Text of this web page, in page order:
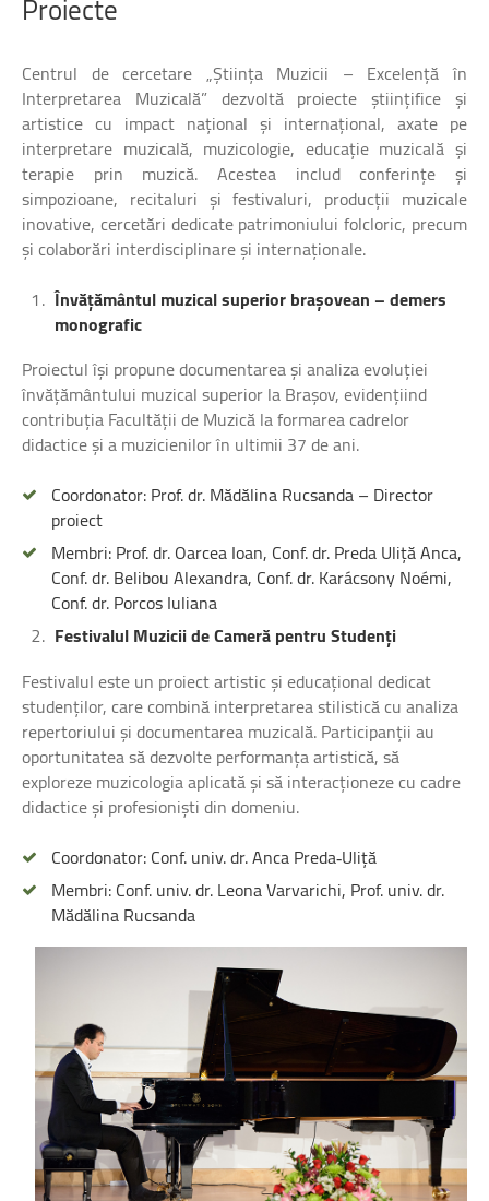
Proiecte
Centrul de cercetare „Știința Muzicii – Excelență în
Interpretarea Muzicală” dezvoltă proiecte științifice și
artistice cu impact național și internațional, axate pe
interpretare muzicală, muzicologie, educație muzicală și
terapie prin muzică. Acestea includ conferințe și
simpozioane, recitaluri și festivaluri, producții muzicale
inovative, cercetări dedicate patrimoniului folcloric, precum
și colaborări interdisciplinare și internaționale.
Învățământul muzical superior brașovean – demers
monografic
Proiectul își propune documentarea și analiza evoluției
învățământului muzical superior la Brașov, evidențiind
contribuția Facultății de Muzică la formarea cadrelor
didactice și a muzicienilor în ultimii 37 de ani.
Coordonator: Prof. dr. Mădălina Rucsanda – Director
proiect
Membri: Prof. dr. Oarcea Ioan, Conf. dr. Preda Uliță Anca,
Conf. dr. Belibou Alexandra, Conf. dr. Karácsony Noémi,
Conf. dr. Porcos Iuliana
Festivalul Muzicii de Cameră pentru Studenți
Festivalul este un proiect artistic și educațional dedicat
studenților, care combină interpretarea stilistică cu analiza
repertoriului și documentarea muzicală. Participanții au
oportunitatea să dezvolte performanța artistică, să
exploreze muzicologia aplicată și să interacționeze cu cadre
didactice și profesioniști din domeniu.
Coordonator: Conf. univ. dr. Anca Preda‑Uliță
Membri: Conf. univ. dr. Leona Varvarichi, Prof. univ. dr.
Mădălina Rucsanda